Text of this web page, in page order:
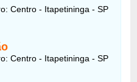
Centro - Itapetininga - SP
Centro - Itapetininga - SP